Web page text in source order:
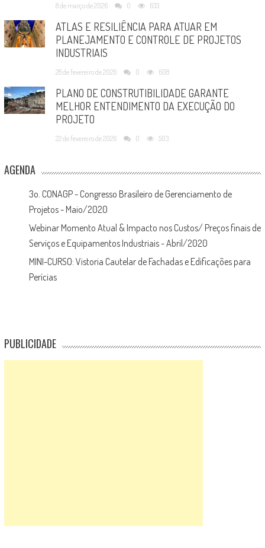
8 de março de 2026 0 633
ATLAS E RESILIÊNCIA PARA ATUAR EM
PLANEJAMENTO E CONTROLE DE PROJETOS
INDUSTRIAIS
28 de fevereiro de 2026 0 608
PLANO DE CONSTRUTIBILIDADE GARANTE
MELHOR ENTENDIMENTO DA EXECUÇÃO DO
PROJETO
22 de fevereiro de 2026 0 503
AGENDA
3o. CONAGP - Congresso Brasileiro de Gerenciamento de
Projetos - Maio/2020
Webinar Momento Atual & Impacto nos Custos/ Preços finais de
Serviços e Equipamentos Industriais - Abril/2020
MINI-CURSO: Vistoria Cautelar de Fachadas e Edificações para
Perícias
PUBLICIDADE